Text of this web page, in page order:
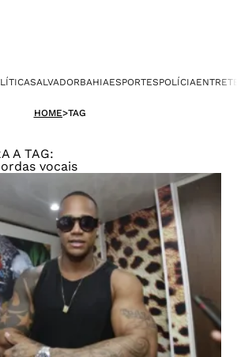
SALVADORBAHIAESPORTESPOLÍCIA
HOME>TAG
A TAG:
vocais